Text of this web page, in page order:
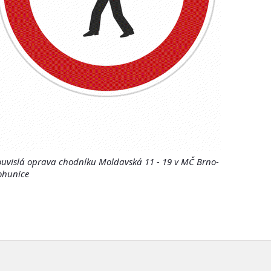
oprava chodníku Moldavská 11 - 19 v MČ Brno-